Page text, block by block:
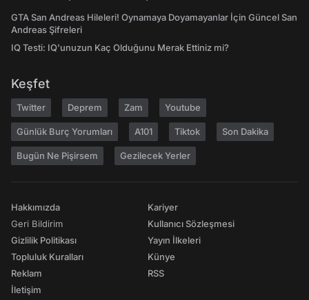
GTA San Andreas Hileleri! Oynamaya Doyamayanlar İçin Güncel San
Andreas Şifreleri
IQ Testi: IQ'unuzun Kaç Olduğunu Merak Ettiniz mi?
Keşfet
Twitter Deprem Zam Youtube
Günlük Burç Yorumları A101 Tiktok Son Dakika
Bugün Ne Pişirsem Gezilecek Yerler
Hakkımızda
Geri Bildirim
Gizlilik Politikası
Topluluk Kuralları
Reklam
İletişim
Kariyer
Kullanıcı Sözleşmesi
Yayın İlkeleri
Künye
RSS